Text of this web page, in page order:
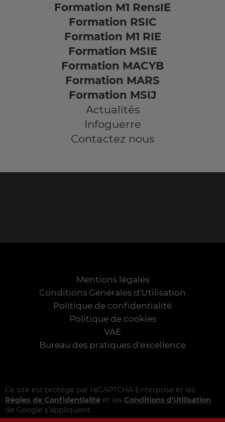
Formation M1 RensIE
Formation RSIC
Formation M1 RIE
Formation MSIE
Formation MACYB
Formation MARS
Formation MSIJ
Actualités
Infoguerre
Contactez nous
Mentions légales
Conditions Générales d'Utilisation
Politique de confidentialité
Politique de cookies
VAE
Bureau des pratiques d'excellence
Ce site est protégé par reCAPTCHA Enterprise et les
Règles de Confidentialité et les Conditions d'Utilisation
de Google s'appliquent.